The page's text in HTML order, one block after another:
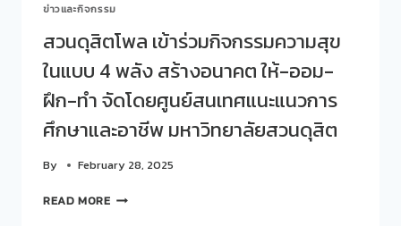
ข่าวและกิจกรรม
สวนดุสิตโพล เข้าร่วมกิจกรรมความสุข
ในแบบ 4 พลัง สร้างอนาคต ให้-ออม-
ฝึก-ทำ จัดโดยศูนย์สนเทศแนะแนวการ
ศึกษาและอาชีพ มหาวิทยาลัยสวนดุสิต
By February 28, 2025
READ MOREสวน